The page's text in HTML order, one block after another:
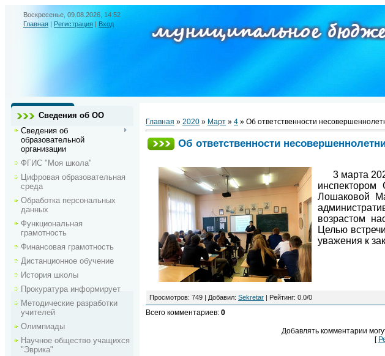
Воскресенье, 09.08.2026, 14:52
Главная | Регистрация | Вход
Сведения об ОО
Сведения об
образовательной
организации
ФГИС "Моя школа"
Цифровая образовательная
среда
Обработка персональных
данных
Функциональная
грамотность
Финансовая грамотность
Дистанционное обучение
История школы
Прокуратура информирует
Методические разработки
учителей
Олимпиады
Научное общество учащихся
"Эврика"
Главная » 2020 » Март » 4 » Об ответственности
Об ответственности
3 марта
Лошаковой
возрастом
Целью
уважения к
Просмотров: 749 Добавил: Sekretar Рейтинг: 0.0/0
Всего комментариев: 0
Добавлять комментарии
[